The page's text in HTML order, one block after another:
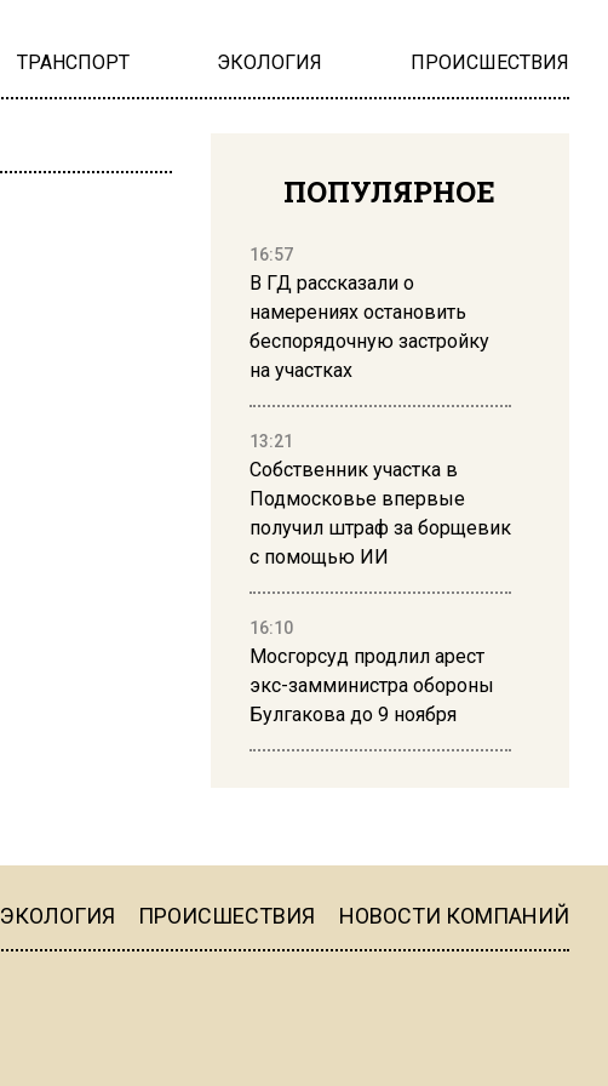
ТРАНСПОРТ ЭКОЛОГИЯ ПРОИСШЕСТВИЯ
ПОПУЛЯРНОЕ
16:57
В ГД рассказали о
намерениях остановить
беспорядочную застройку
на участках
13:21
Собственник участка в
Подмосковье впервые
получил штраф за борщевик
с помощью ИИ
16:10
Мосгорсуд продлил арест
экс-замминистра обороны
Булгакова до 9 ноября
16:19
ЭКОЛОГИЯ ПРОИСШЕСТВИЯ НОВОСТИ КОМПАНИЙ